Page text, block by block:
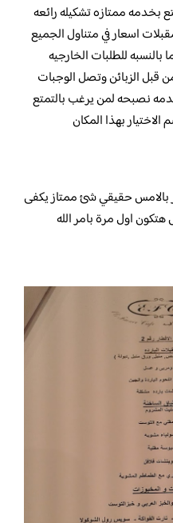
بخدمه ممتازه تشكيله رائعه
اسعار في متناول الجميع
بالنسبه للطلبات الخارجيه
قبل الزبائن وتصل الوجبات
نصبحه لمن يرغب بالتمتع
بهذا المكان
بالامس حقيقي شئ ممتاز يكفى
اول مرة بامر الله